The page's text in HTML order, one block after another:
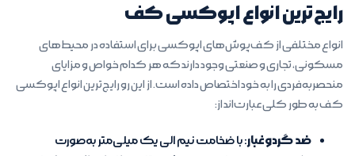
رایج‌ترین انواع اپوکسی کف
انواع مختلفی از کف‌پوش‌های اپوکسی برای استفاده در محیط‌های
مسکونی، تجاری و صنعتی وجود دارند که هر کدام خواص و مزایای
منحصربه‌فردی را به خود اختصاص داده است. از این رو رایج‌ترین انواع اپوکسی
کف به طور کلی عبارت‌اند از:
ضد گردوغبار: با ضخامت نیم الی یک میلی‌متر به‌صورت